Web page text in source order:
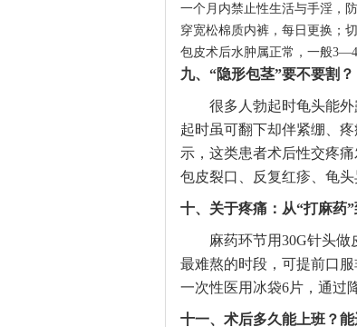
一个月内禁止性生活与手淫，防
穿宽松棉质内裤，每日更换；
包皮术后水肿属正常，一般
九、“隐形包茎”要不要割？
很多人勃起时龟头能
起时虽可翻下却伴紧绷、
示，这类患者术后性交疼
包皮裂口、反复红疹、龟
十、关于疼痛：从“打麻药
麻药环节用30G针头
最难熬的时段，可提前口
一次性医用冰袋6片，通过
十一、术后多久能上班？能